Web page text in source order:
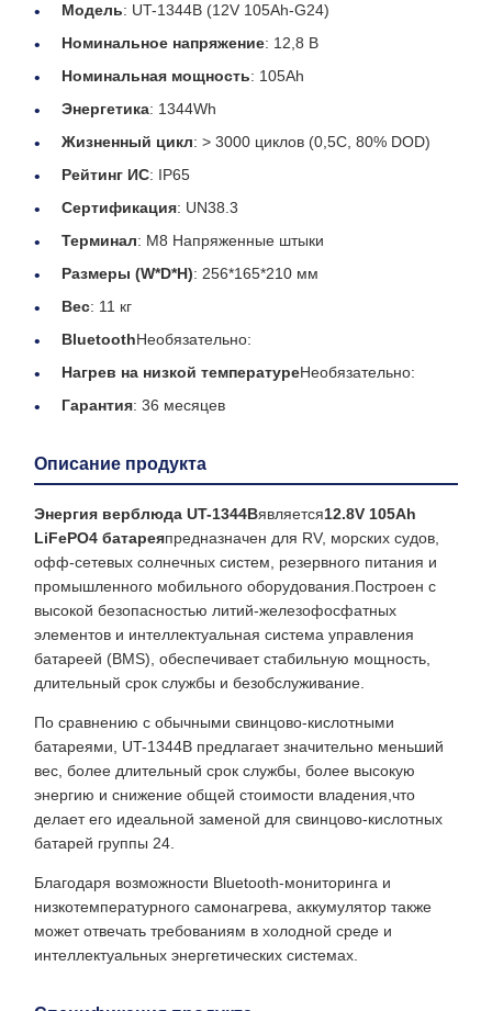
Модель: UT-1344B (12V 105Ah-G24)
Номинальное напряжение: 12,8 В
Номинальная мощность: 105Ah
Энергетика: 1344Wh
Жизненный цикл: > 3000 циклов (0,5C, 80% DOD)
Рейтинг ИС: IP65
Сертификация: UN38.3
Терминал: M8 Напряженные штыки
Размеры (W*D*H): 256*165*210 мм
Вес: 11 кг
BluetoothНеобязательно:
Нагрев на низкой температуреНеобязательно:
Гарантия: 36 месяцев
Описание продукта
Энергия верблюда UT-1344Bявляется12.8V 105Ah
LiFePO4 батареяпредназначен для RV, морских судов,
офф-сетевых солнечных систем, резервного питания и
промышленного мобильного оборудования.Построен с
высокой безопасностью литий-железофосфатных
элементов и интеллектуальная система управления
батареей (BMS), обеспечивает стабильную мощность,
длительный срок службы и безобслуживание.
По сравнению с обычными свинцово-кислотными
батареями, UT-1344B предлагает значительно меньший
вес, более длительный срок службы, более высокую
энергию и снижение общей стоимости владения,что
делает его идеальной заменой для свинцово-кислотных
батарей группы 24.
Благодаря возможности Bluetooth-мониторинга и
низкотемпературного самонагрева, аккумулятор также
может отвечать требованиям в холодной среде и
интеллектуальных энергетических системах.